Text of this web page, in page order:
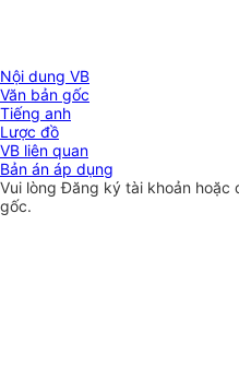
Nội dung VB
Văn bản gốc
Tiếng anh
Lược đồ
VB liên quan
Bản án áp dụng
Vui lòngĐăng ký tài khoản hoặc
gốc.